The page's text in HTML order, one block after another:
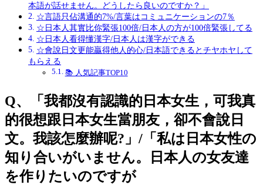
本語が話せません。どうしたら良いのですか？」
☆言語只佔溝通的7%/言葉はコミュニケーションの7％
☆日本人其實比你緊張100倍/日本人の方が100倍緊張してる
☆日本人看得懂漢字/日本人は漢字ができる
☆會說日文更能贏得他人的心/日本語できるとチヤホヤして
もらえる
📚 人気記事TOP10
Q、「我都沒有認識的日本女生，可我真
的很想跟日本女生當朋友，卻不會說日
文。我該怎麼辦呢?」/「私は日本女性の
知り合いがいません。日本人の女友達
を作りたいのですが